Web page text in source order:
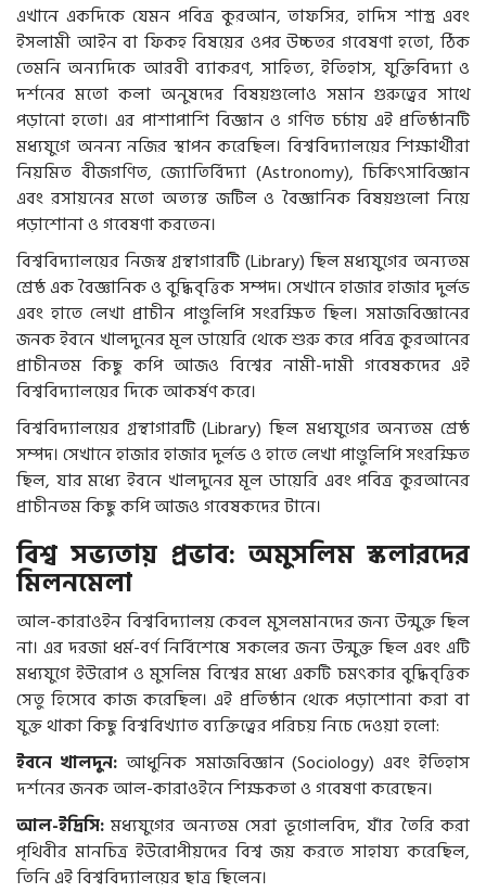
এখানে একদিকে যেমন পবিত্র কুরআন, তাফসির, হাদিস শাস্ত্র এবং
ইসলামী আইন বা ফিকহ বিষয়ের ওপর উচ্চতর গবেষণা হতো, ঠিক
তেমনি অন্যদিকে আরবী ব্যাকরণ, সাহিত্য, ইতিহাস, যুক্তিবিদ্যা ও
দর্শনের মতো কলা অনুষদের বিষয়গুলোও সমান গুরুত্বের সাথে
পড়ানো হতো। এর পাশাপাশি বিজ্ঞান ও গণিত চর্চায় এই প্রতিষ্ঠানটি
মধ্যযুগে অনন্য নজির স্থাপন করেছিল। বিশ্ববিদ্যালয়ের শিক্ষার্থীরা
নিয়মিত বীজগণিত, জ্যোতির্বিদ্যা (Astronomy), চিকিৎসাবিজ্ঞান
এবং রসায়নের মতো অত্যন্ত জটিল ও বৈজ্ঞানিক বিষয়গুলো নিয়ে
পড়াশোনা ও গবেষণা করতেন।
বিশ্ববিদ্যালয়ের নিজস্ব গ্রন্থাগারটি (Library) ছিল মধ্যযুগের অন্যতম
শ্রেষ্ঠ এক বৈজ্ঞানিক ও বুদ্ধিবৃত্তিক সম্পদ। সেখানে হাজার হাজার দুর্লভ
এবং হাতে লেখা প্রাচীন পাণ্ডুলিপি সংরক্ষিত ছিল। সমাজবিজ্ঞানের
জনক ইবনে খালদুনের মূল ডায়েরি থেকে শুরু করে পবিত্র কুরআনের
প্রাচীনতম কিছু কপি আজও বিশ্বের নামী-দামী গবেষকদের এই
বিশ্ববিদ্যালয়ের দিকে আকর্ষণ করে।
বিশ্ববিদ্যালয়ের গ্রন্থাগারটি (Library) ছিল মধ্যযুগের অন্যতম শ্রেষ্ঠ
সম্পদ। সেখানে হাজার হাজার দুর্লভ ও হাতে লেখা পাণ্ডুলিপি সংরক্ষিত
ছিল, যার মধ্যে ইবনে খালদুনের মূল ডায়েরি এবং পবিত্র কুরআনের
প্রাচীনতম কিছু কপি আজও গবেষকদের টানে।
বিশ্ব সভ্যতায় প্রভাব: অমুসলিম স্কলারদের
মিলনমেলা
আল-কারাওইন বিশ্ববিদ্যালয় কেবল মুসলমানদের জন্য উন্মুক্ত ছিল
না। এর দরজা ধর্ম-বর্ণ নির্বিশেষে সকলের জন্য উন্মুক্ত ছিল এবং এটি
মধ্যযুগে ইউরোপ ও মুসলিম বিশ্বের মধ্যে একটি চমৎকার বুদ্ধিবৃত্তিক
সেতু হিসেবে কাজ করেছিল। এই প্রতিষ্ঠান থেকে পড়াশোনা করা বা
যুক্ত থাকা কিছু বিশ্ববিখ্যাত ব্যক্তিত্বের পরিচয় নিচে দেওয়া হলো:
ইবনে খালদুন:আধুনিক সমাজবিজ্ঞান (Sociology) এবং ইতিহাস
দর্শনের জনক আল-কারাওইনে শিক্ষকতা ও গবেষণা করেছেন।
আল-ইদ্রিসি: মধ্যযুগের অন্যতম সেরা ভূগোলবিদ, যাঁর তৈরি করা
পৃথিবীর মানচিত্র ইউরোপীয়দের বিশ্ব জয় করতে সাহায্য করেছিল,
তিনি এই বিশ্ববিদ্যালয়ের ছাত্র ছিলেন।